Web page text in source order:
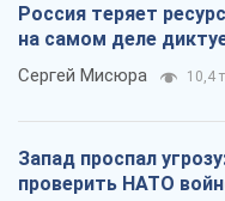
Россия теряет
на самом деле
Сергей Мисюра 10,4 т.
Запад проспал
проверить НАТО